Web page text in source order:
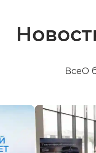
ВсеО